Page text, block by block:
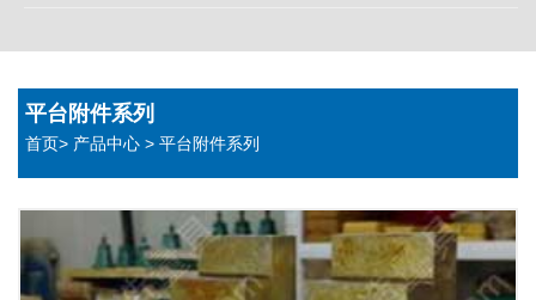
平台附件系列
首页> 产品中心 > 平台附件系列